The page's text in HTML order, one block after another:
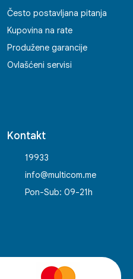
Često postavljana pitanja
Kupovina na rate
Produžene garancije
Ovlašćeni servisi
Kontakt
19933
info@multicom.me
Pon-Sub: 09-21h